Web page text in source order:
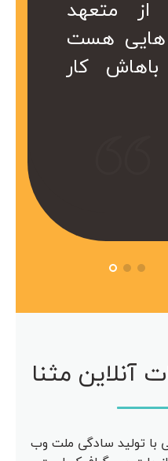
مثناسئو یک
برای ما
هست که
از متعهد
هایی هست
کار
مثنا
تولید سادگی ملت وب